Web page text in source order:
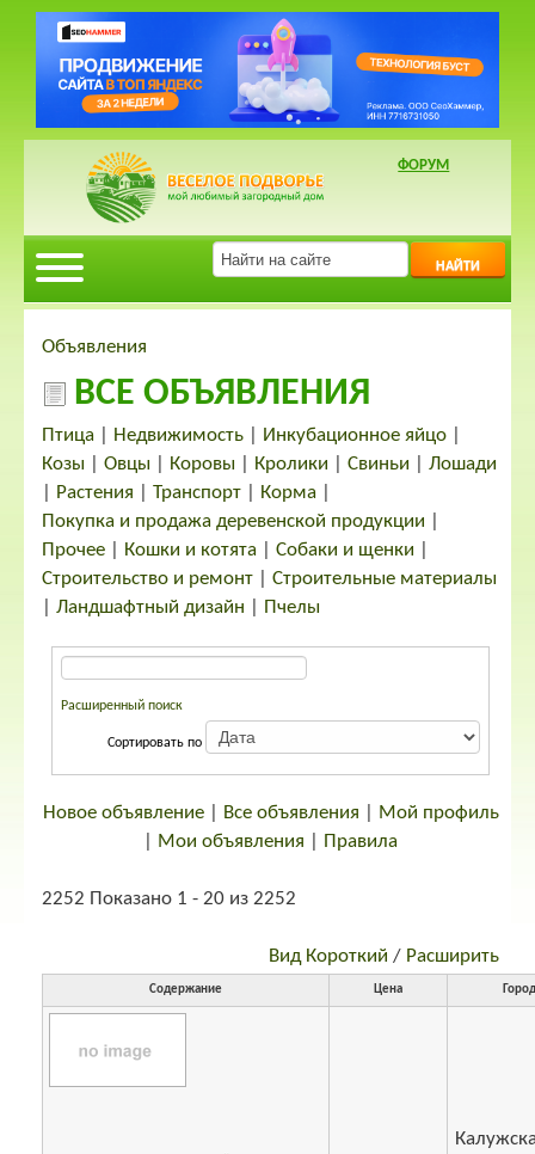
ФОРУМ
НАЙТИ
Объявления
ВСЕ ОБЪЯВЛЕНИЯ
Птица Недвижимость Инкубационное яйцо
Козы
Овцы Коровы Кролики Свиньи
Лошади
Растения Транспорт Корма
Покупка и продажа деревенской продукции
Прочее
Кошки и котята Собаки и щенки
Строительство и ремонт
Строительные материалы
Ландшафтный дизайн Пчелы
Расширенный поиск
Сортировать по
Новое объявление| Все объявления
Мой профиль
Мои объявления Правила
2252 Показано 1 - 20 из 2252
Вид Короткий / Расширить
Содержание Цена Город